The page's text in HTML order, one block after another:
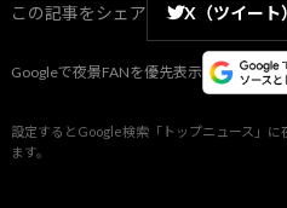
この記事をシェア X（ツイート）
Googleで夜景FANを優先表示
設定するとGoogle検索「トップニュース」に
ます。